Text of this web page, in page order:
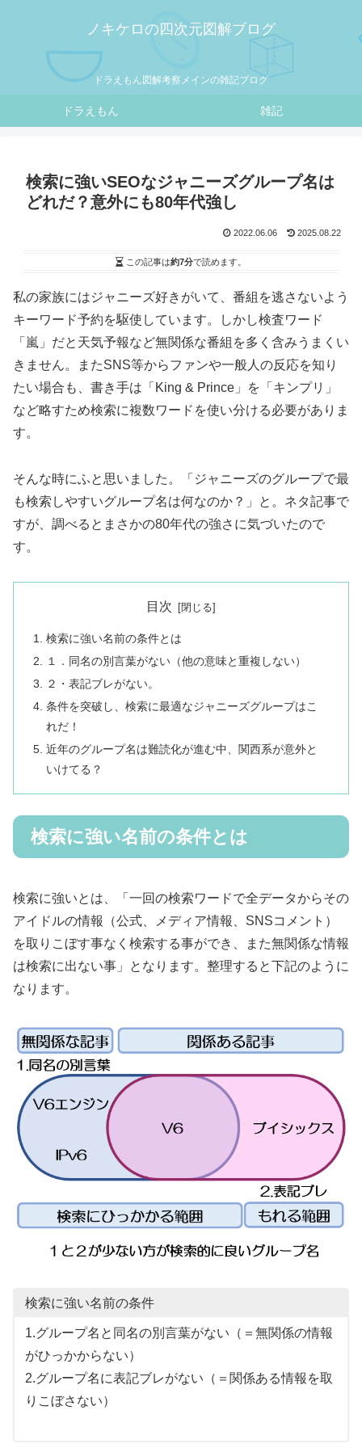
ノキケロの四次元図解ブログ
ドラえもん図解考察メインの雑記ブログ
ドラえもん 雑記
検索に強いSEOなジャニーズグループ名は
どれだ？意外にも80年代強し
2022.06.06 2025.08.22
この記事は約7分で読めます。
私の家族にはジャニーズ好きがいて、番組を逃さないよう
キーワード予約を駆使しています。しかし検査ワード
「嵐」だと天気予報など無関係な番組を多く含みうまくい
きません。またSNS等からファンや一般人の反応を知り
たい場合も、書き手は「King & Prince」を「キンプリ」
など略すため検索に複数ワードを使い分ける必要がありま
す。
そんな時にふと思いました。「ジャニーズのグループで最
も検索しやすいグループ名は何なのか？」と。ネタ記事で
すが、調べるとまさかの80年代の強さに気づいたので
す。
目次
検索に強い名前の条件とは
１．同名の別言葉がない（他の意味と重複しない）
２・表記ブレがない。
条件を突破し、検索に最適なジャニーズグループはこ
れだ！
近年のグループ名は難読化が進む中、関西系が意外と
いけてる？
検索に強い名前の条件とは
検索に強いとは、「一回の検索ワードで全データからその
アイドルの情報（公式、メディア情報、SNSコメント）
を取りこぼす事なく検索する事ができ、また無関係な情報
は検索に出ない事」となります。整理すると下記のように
なります。
検索に強い名前の条件
1.グループ名と同名の別言葉がない（＝無関係の情報
がひっかからない）
2.グループ名に表記ブレがない（＝関係ある情報を取
りこぼさない）